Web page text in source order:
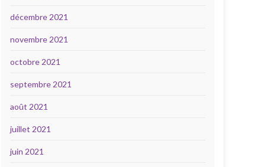
décembre 2021
novembre 2021
octobre 2021
septembre 2021
août 2021
juillet 2021
juin 2021